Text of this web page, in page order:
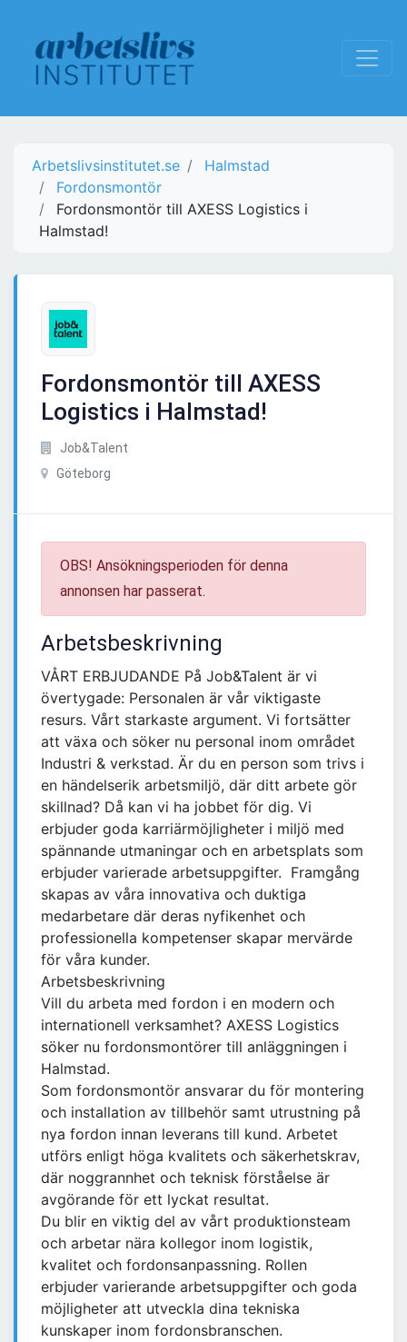
Arbetslivsinstitutet.se
Halmstad
Fordonsmontör
Fordonsmontör till AXESS Logistics i
Halmstad!
Fordonsmontör till AXESS
Logistics i Halmstad!
Job&Talent
Göteborg
OBS! Ansökningsperioden för denna
annonsen har passerat.
Arbetsbeskrivning
VÅRT ERBJUDANDE På Job&Talent är vi
övertygade: Personalen är vår viktigaste
resurs. Vårt starkaste argument. Vi fortsätter
att växa och söker nu personal inom området
Industri & verkstad. Är du en person som trivs i
en händelserik arbetsmiljö, där ditt arbete gör
skillnad? Då kan vi ha jobbet för dig. Vi
erbjuder goda karriärmöjligheter i miljö med
spännande utmaningar och en arbetsplats som
erbjuder varierade arbetsuppgifter. Framgång
skapas av våra innovativa och duktiga
medarbetare där deras nyfikenhet och
professionella kompetenser skapar mervärde
för våra kunder.
Arbetsbeskrivning
Vill du arbeta med fordon i en modern och
internationell verksamhet? AXESS Logistics
söker nu fordonsmontörer till anläggningen i
Halmstad.
Som fordonsmontör ansvarar du för montering
och installation av tillbehör samt utrustning på
nya fordon innan leverans till kund. Arbetet
utförs enligt höga kvalitets och säkerhetskrav,
där noggrannhet och teknisk förståelse är
avgörande för ett lyckat resultat.
Du blir en viktig del av vårt produktionsteam
och arbetar nära kollegor inom logistik,
kvalitet och fordonsanpassning. Rollen
erbjuder varierande arbetsuppgifter och goda
möjligheter att utveckla dina tekniska
kunskaper inom fordonsbranschen.